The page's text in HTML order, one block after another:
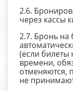
2.6.
через кассы
2.7. Бронь на
(если билеты
времени,
отменяются,
не